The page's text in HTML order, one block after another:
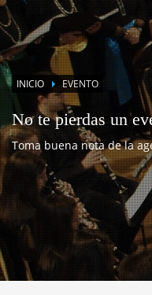
INICIO EVENTO
No te pierdas un
Toma buena nota de la